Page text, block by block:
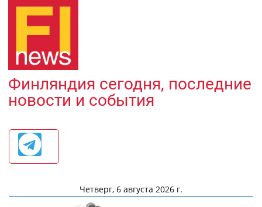
Финляндия сегодня, последние
новости и события
Четверг, 6 августа 2026 г.